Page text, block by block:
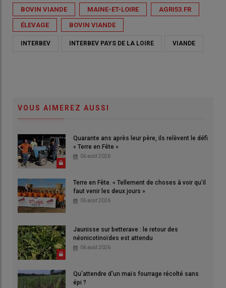
BOVIN VIANDE MAINE-ET-LOIRE AGRI53.FR
ÉLEVAGE BOVIN VIANDE
INTERBEV INTERBEV PAYS DE LA LOIRE VIANDE
VOUS AIMEREZ AUSSI
Quarante ans après leur père, ils relèvent le défi
« Terre en Fête »
06 août 2026
Terre en Fête. « Tellement de choses à voir qu'il
faut venir les deux jours »
06 août 2026
Jaunisse sur betterave : le retour des
néonicotinoïdes est attendu
06 août 2026
Qu'attendre d'un maïs fourrage récolté sans
épi ?